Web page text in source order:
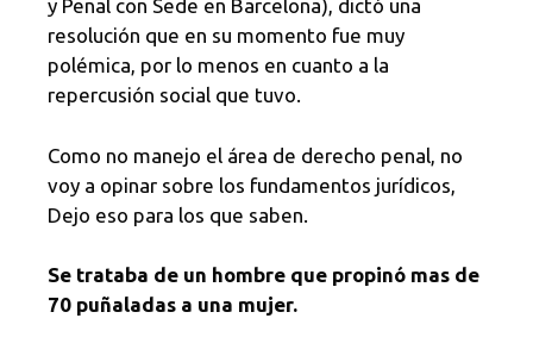
y Penal con Sede en Barcelona), dictó una
resolución que en su momento fue muy
polémica, por lo menos en cuanto a la
repercusión social que tuvo.
Como no manejo el área de derecho penal, no
voy a opinar sobre los fundamentos jurídicos,
Dejo eso para los que saben.
Se trataba de un hombre que propinó mas de
70 puñaladas a una mujer.